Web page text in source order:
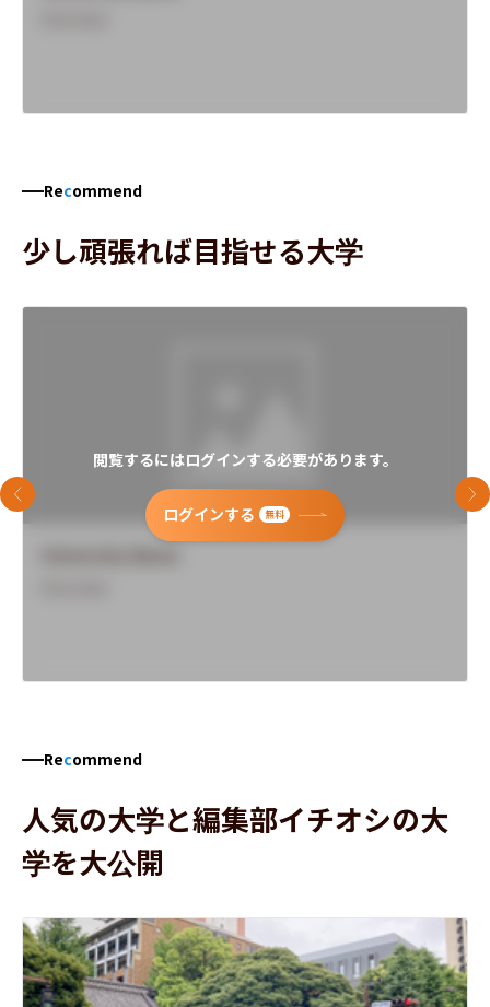
Recommend
少し頑張れば目指せる大学
閲覧するにはログインする必要があります。
ログインする 無料
前のスライド 次
Recommend
人気の大学と編集部イチオシの大
学を大公開